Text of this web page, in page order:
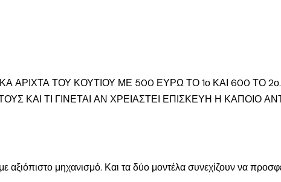
ΑΡΙΧΤΑ ΤΟΥ ΚΟΥΤΙΟΥ ΜΕ 500 ΕΥΡΩ ΤΟ 1ο ΚΑΙ 600 ΤΟ
ΚΑΙ ΤΙ ΓΙΝΕΤΑΙ ΑΝ ΧΡΕΙΑΣΤΕΙ ΕΠΙΣΚΕΥΗ Η ΚΑΠΟΙΟ
μηχανισμό. Και τα δύο μοντέλα συνεχίζουν να